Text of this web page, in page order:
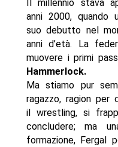
Il millennio stava
anni 2000, quando
suo debutto nel
anni d’età. La
muovere i primi
Hammerlock.
Ma stiamo pur
ragazzo, ragion per
il wrestling, si
concludere; ma
formazione, Fergal